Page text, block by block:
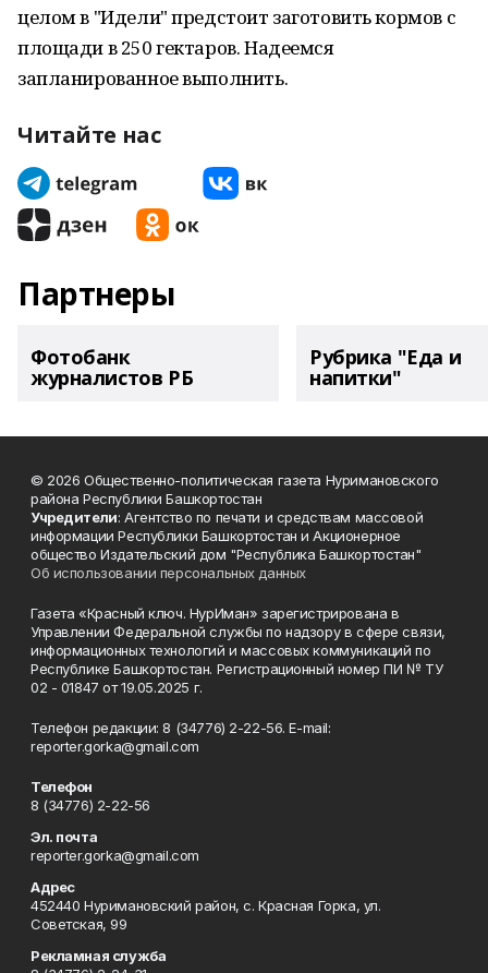
целом в "Идели" предстоит заготовить кормов с
площади в 250 гектаров. Надеемся
запланированное выполнить.
Читайте нас
Партнеры
Фотобанк
журналистов РБ
Рубрика "Еда и
напитки"
© 2026 Общественно-политическая газета Нуримановского
района Республики Башкортостан
Учредители: Агентство по печати и средствам массовой
информации Республики Башкортостан и Акционерное
общество Издательский дом "Республика Башкортостан"
Об использовании персональных данных
Газета «Красный ключ. НурИман» зарегистрирована в
Управлении Федеральной службы по надзору в сфере связи,
информационных технологий и массовых коммуникаций по
Республике Башкортостан. Регистрационный номер ПИ № ТУ
02 - 01847 от 19.05.2025 г.
Телефон редакции: 8 (34776) 2-22-56. E-mail:
reporter.gorka@gmail.com
Телефон
8 (34776) 2-22-56
Эл. почта
reporter.gorka@gmail.com
Адрес
452440 Нуримановский район, с. Красная Горка, ул.
Советская, 99
Рекламная служба